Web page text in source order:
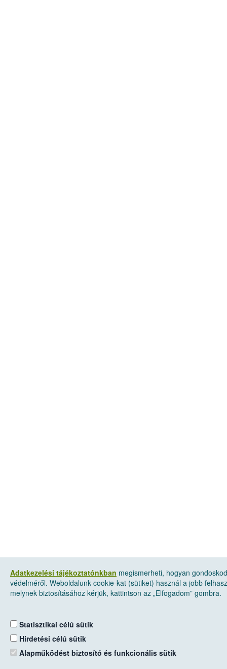
Adatkezelési tájékoztatónkban megismerheti, hogyan
védelméről. Weboldalunk cookie-kat (sütiket) használ a jobb
melynek biztosításához kérjük, kattintson az „Elfogadom” gombra.
Statisztikai célú sütik
Hirdetési célú sütik
Alapműködést biztosító és funkcionális sütik